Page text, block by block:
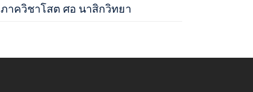
ภาควิชาโสต ศอ นาสิกวิทยา